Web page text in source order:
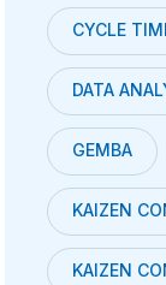
CYCLE
DATA
GEMBA
KAIZEN
KAIZEN